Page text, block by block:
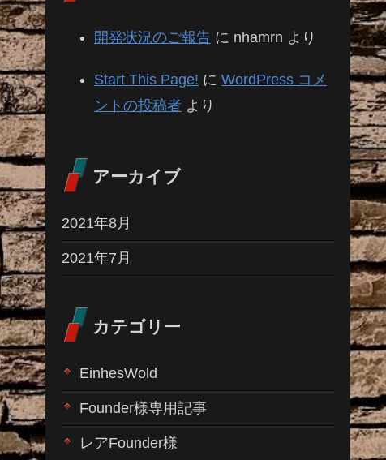
開発状況のご報告 に nhamrn より
Start This Page! に WordPress コメ
ントの投稿者 より
アーカイブ
2021年8月
2021年7月
カテゴリー
EinhesWold
Founder様専用記事
レアFounder様